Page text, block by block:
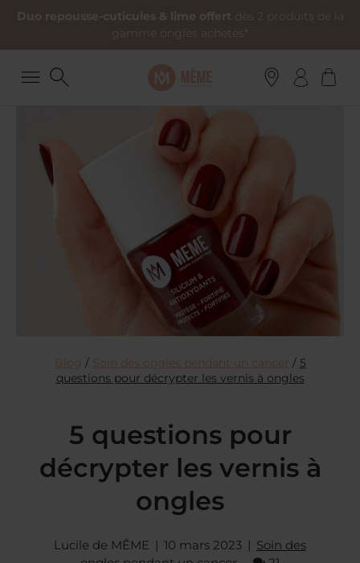
Duo repousse-cuticules & lime offert dès 2 produits de la
gamme ongles achetés*
Blog / Soin des ongles pendant un cancer / 5
questions pour décrypter les vernis à ongles
5 questions pour
décrypter les vernis à
ongles
Lucile de MÊME 10 mars 2023
Soin des